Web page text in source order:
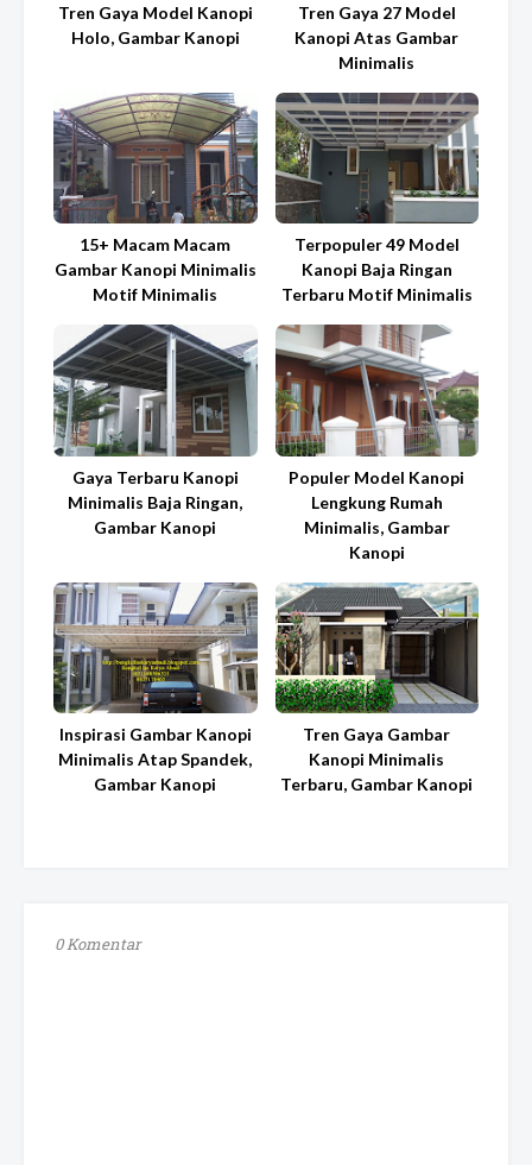
Tren Gaya Model Kanopi
Holo, Gambar Kanopi
Tren Gaya 27 Model
Kanopi Atas Gambar
Minimalis
15+ Macam Macam
Gambar Kanopi Minimalis
Motif Minimalis
Terpopuler 49 Model
Kanopi Baja Ringan
Terbaru Motif Minimalis
Gaya Terbaru Kanopi
Minimalis Baja Ringan,
Gambar Kanopi
Populer Model Kanopi
Lengkung Rumah
Minimalis, Gambar
Kanopi
Inspirasi Gambar Kanopi
Minimalis Atap Spandek,
Gambar Kanopi
Tren Gaya Gambar
Kanopi Minimalis
Terbaru, Gambar Kanopi
0 Komentar